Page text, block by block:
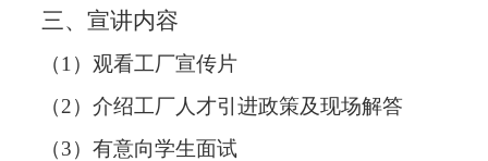
三、宣讲内容
（1 ） 观看工厂宣传片
（2） 介绍工厂人才引进政策及现场解答
（3） 有意向学生面试